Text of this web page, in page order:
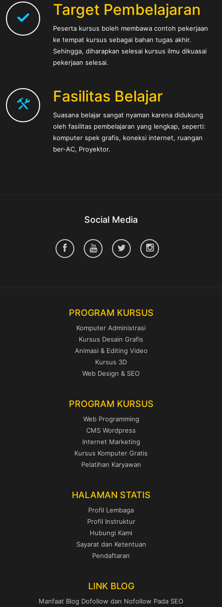
Target Pembelajaran
Peserta kursus boleh membawa contoh pekerjaan
ke tempat kursus sebagai bahan tugas akhir.
Sehingga, diharapkan selesai kursus ilmu dikuasai
pekerjaan selesai.
Fasilitas Belajar
Suasana belajar sangat nyaman karena didukung
oleh fasilitas pembelajaran yang lengkap, seperti:
komputer spek grafis, koneksi internet, ruangan
ber-AC, Proyektor.
Social Media
PROGRAM KURSUS
Komputer Administrasi
Kursus Desain Grafis
Animasi & Editing Video
Kursus 3D
Web Design & SEO
PROGRAM KURSUS
Web Programming
CMS Wordpress
Internet Marketing
Kursus Komputer Gratis
Pelatihan Karyawan
HALAMAN STATIS
Profil Lembaga
Profil Instruktur
Hubungi Kami
Sayarat dan Ketentuan
Pendaftaran
LINK BLOG
Manfaat Blog Dofollow dan Nofollow Pada SEO